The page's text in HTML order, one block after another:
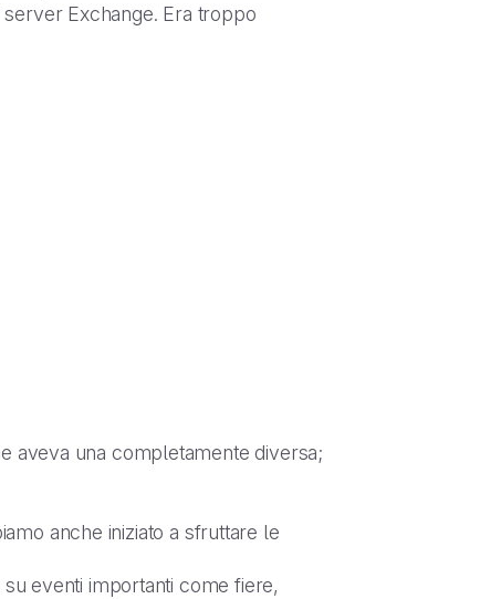
Exchange. Era troppo
aveva una completamente diversa;
anche iniziato a sfruttare le
eventi importanti come fiere,